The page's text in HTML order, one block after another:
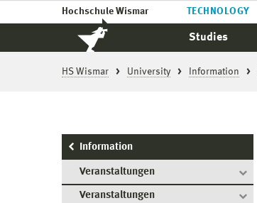
Hochschule Wismar TECHNOLOGY
Studies
HS Wismar University Information
Information
Veranstaltungen
Veranstaltungen